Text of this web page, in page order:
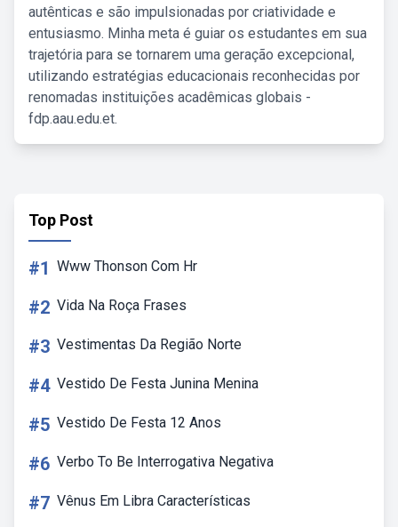
autênticas e são impulsionadas por criatividade e
entusiasmo. Minha meta é guiar os estudantes em sua
trajetória para se tornarem uma geração excepcional,
utilizando estratégias educacionais reconhecidas por
renomadas instituições acadêmicas globais -
fdp.aau.edu.et.
Top Post
#1 Www Thonson Com Hr
#2 Vida Na Roça Frases
#3 Vestimentas Da Região Norte
#4 Vestido De Festa Junina Menina
#5 Vestido De Festa 12 Anos
#6 Verbo To Be Interrogativa Negativa
#7 Vênus Em Libra Características